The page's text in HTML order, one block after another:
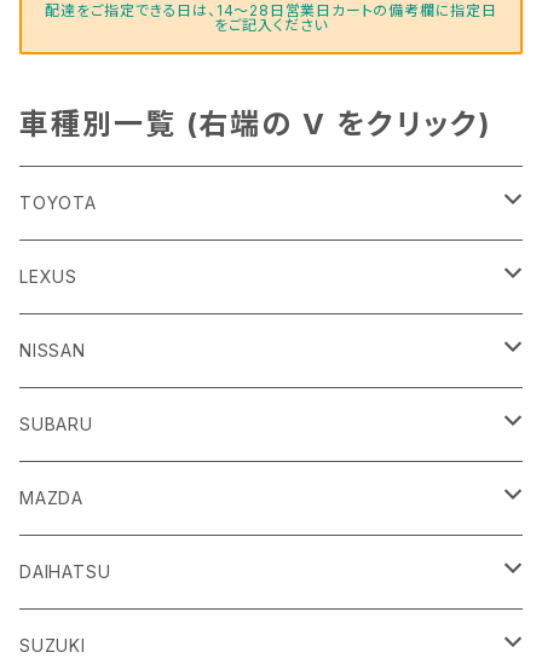
配達をご指定できる日は、14～28日営業日カートの備考欄に指定日
をご記入ください
車種別一覧 (右端の V をクリック)
TOYOTA
86
H24/4～R3/8 ZN6
GR86
R3/10～ ZN8
ｂＢ
H17/12～H28/8 20系
ｂZ４X
R4/5~ XEAM10/11/15・YEAM15
Ｃ-ＨＲ
H28/12~ 10/50系
ＦＪクルーザー
LEXUS
ＣＴ
H23/1～R4/11
ＥＳ
H30/10～
ＧＳ
H24/1～R2/7
ＨＳ
H21/7～H30/3
ＩＳ
NISSAN
ＡＤ
H18/12～ Y12
ＧＴ－Ｒ
H19/12～ R35
ＮＴ１００クリッパートラック
H25/12～ DR16T
ＮV１００クリッパーバン/リオ
SUBARU
ＢＲＺ
H24/3～R3/8 ZC6
R3/8～ ZD8
ＷＲＸ Ｓ４/ＳＴＩ
H26/8～R3/3 VA系
ＸＶ/ＸＶハイブリット
MAZDA
ＣＸ－３
H27/2～ DK系
ＣＸ－５
DAIHATSU
アトレー
SUZUKI